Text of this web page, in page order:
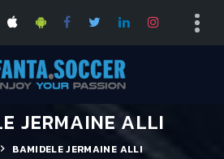
JERMAINE ALLI
BAMIDELE JERMAINE ALLI